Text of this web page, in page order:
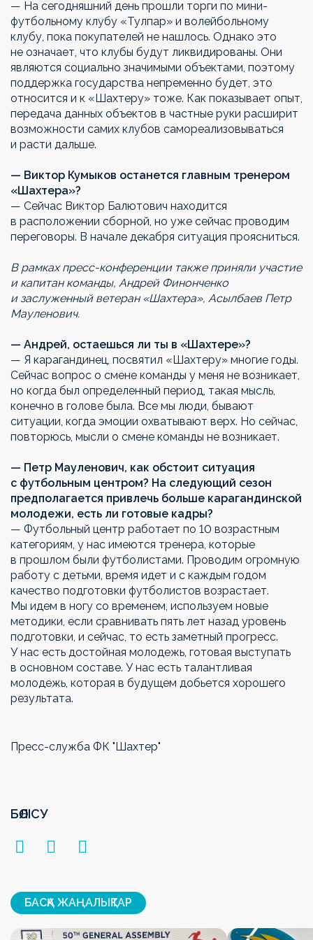
— На сегодняшний день прошли торги по мини-
футбольному клубу «Тулпар» и волейбольному
клубу, пока покупателей не нашлось. Однако это
не означает, что клубы будут ликвидированы. Они
являются социально значимыми объектами, поэтому
поддержка государства непременно будет, это
относится и к «Шахтеру» тоже. Как показывает опыт,
передача данных объектов в частные руки расширит
возможности самих клубов самореализовываться
и расти дальше.
— Виктор Кумыков останется главным тренером
«Шахтера»?
— Сейчас Виктор Балютович находится
в расположении сборной, но уже сейчас проводим
переговоры. В начале декабря ситуация проясниться.
В рамках пресс-конференции также приняли участие
и капитан команды, Андрей Финонченко
и заслуженный ветеран «Шахтера», Асылбаев Петр
Мауленович.
— Андрей, остаешься ли ты в «Шахтере»?
— Я карагандинец, посвятил «Шахтеру» многие годы.
Сейчас вопрос о смене команды у меня не возникает,
но когда был определенный период, такая мысль,
конечно в голове была. Все мы люди, бывают
ситуации, когда эмоции охватывают верх. Но сейчас,
повторюсь, мысли о смене команды не возникает.
— Петр Мауленович, как обстоит ситуация
с футбольным центром? На следующий сезон
предполагается привлечь больше карагандинской
молодежи, есть ли готовые кадры?
— Футбольный центр работает по 10 возрастным
категориям, у нас имеются тренера, которые
в прошлом были футболистами. Проводим огромную
работу с детьми, время идет и с каждым годом
качество подготовки футболистов возрастает.
Мы идем в ногу со временем, используем новые
методики, если сравнивать пять лет назад уровень
подготовки, и сейчас, то есть заметный прогресс.
У нас есть достойная молодежь, готовая выступать
в основном составе. У нас есть талантливая
молодежь, которая в будущем добьется хорошего
результата.
Пресс-служба ФК "Шахтер"
БӨЛІСУ
БАСҚА ЖАҢАЛЫҚТАР